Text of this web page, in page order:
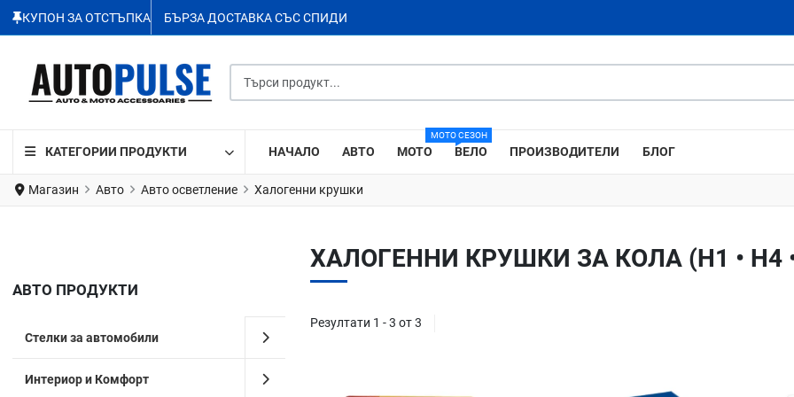
КУПОН ЗА ОТСТЪПКА БЪРЗА ДОСТАВКА СЪС СПИДИ
КАТЕГОРИИ ПРОДУКТИ НАЧАЛО АВТО МОТО
МОТО СЕЗОН
ВЕЛО ПРОИЗВОДИТЕЛИ БЛОГ
Магазин Авто Авто осветление Халогенни крушки
АВТО ПРОДУКТИ
Стелки за автомобили
Интериор и Комфорт
ХАЛОГЕННИ КРУШКИ ЗА КОЛА (H1 • H4
Резултати 1 - 3 от 3